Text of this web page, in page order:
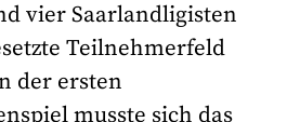
vier Saarlandligisten
Teilnehmerfeld
der ersten
musste sich das